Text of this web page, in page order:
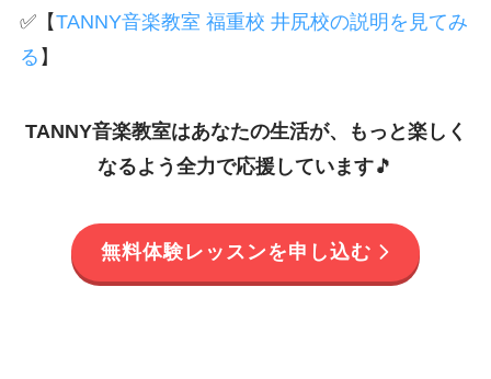
✅【TANNY音楽教室 福重校 井尻校の説明を見てみ
る 】
TANNY音楽教室はあなたの生活が、もっと楽しく
なるよう全力で応援しています🎵
無料体験レッスンを申し込む